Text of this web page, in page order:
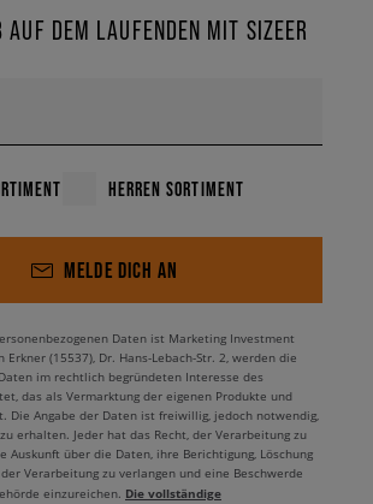
DEM LAUFENDEN MIT SIZEER
HERREN SORTIMENT
MELDE DICH AN
Daten ist Marketing Investment
Erkner (15537), Dr. Hans-Lebach-Str. 2, werden die
im rechtlich begründeten Interesse des
das als Vermarktung der eigenen Produkte und
Die Angabe der Daten ist freiwillig, jedoch notwendig,
erhalten. Jeder hat das Recht, der Verarbeitung zu
Auskunft über die Daten, ihre Berichtigung, Löschung
Verarbeitung zu verlangen und eine Beschwerde
einzureichen. Die vollständige